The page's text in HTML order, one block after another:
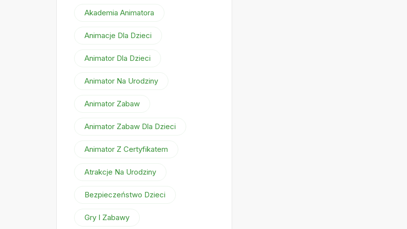
Akademia Animatora
Animacje Dla Dzieci
Animator Dla Dzieci
Animator Na Urodziny
Animator Zabaw
Animator Zabaw Dla Dzieci
Animator Z Certyfikatem
Atrakcje Na Urodziny
Bezpieczeństwo Dzieci
Gry I Zabawy